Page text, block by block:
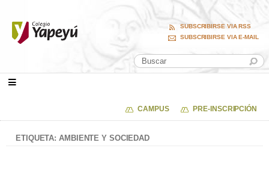
SUBSCRIBIRSE VIA RSS
SUBSCRIBIRSE VIA E-MAIL
CAMPUS PRE-INSCRIPCIÓN
ETIQUETA: AMBIENTE Y SOCIEDAD